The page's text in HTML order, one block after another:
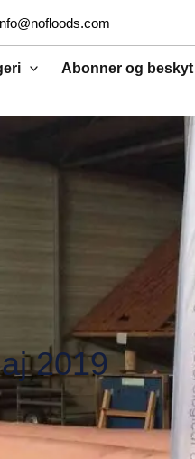
Abonner og beskyt
2019